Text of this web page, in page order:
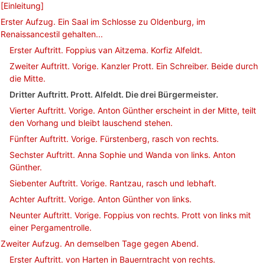
[Einleitung]
Erster Aufzug. Ein Saal im Schlosse zu Oldenburg, im
Renaissancestil gehalten...
Erster Auftritt. Foppius van Aitzema. Korfiz Alfeldt.
Zweiter Auftritt. Vorige. Kanzler Prott. Ein Schreiber. Beide durch
die Mitte.
Dritter Auftritt. Prott. Alfeldt. Die drei Bürgermeister.
Vierter Auftritt. Vorige. Anton Günther erscheint in der Mitte, teilt
den Vorhang und bleibt lauschend stehen.
Fünfter Auftritt. Vorige. Fürstenberg, rasch von rechts.
Sechster Auftritt. Anna Sophie und Wanda von links. Anton
Günther.
Siebenter Auftritt. Vorige. Rantzau, rasch und lebhaft.
Achter Auftritt. Vorige. Anton Günther von links.
Neunter Auftritt. Vorige. Foppius von rechts. Prott von links mit
einer Pergamentrolle.
Zweiter Aufzug. An demselben Tage gegen Abend.
Erster Auftritt. von Harten in Bauerntracht von rechts.